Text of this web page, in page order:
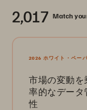
2,017 Match
2026 ホワイト・ペー
市場の変動を
率的なデータ
性